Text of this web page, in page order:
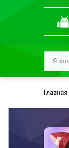
Главная